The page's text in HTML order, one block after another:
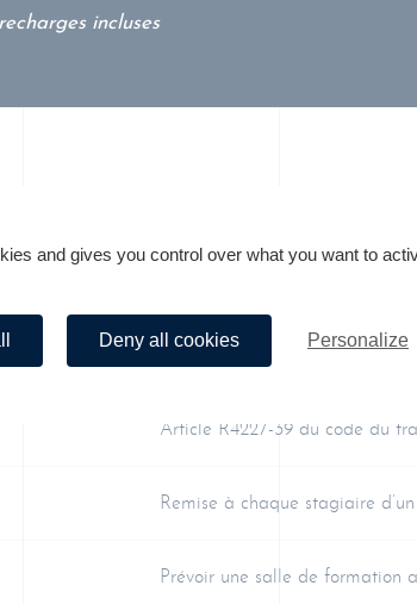
incluses
Article R4227-39 du code du
Remise à chaque stagiaire
Prévoir une salle de formation
and gives you control over what you want to
Deny all cookies Personalize